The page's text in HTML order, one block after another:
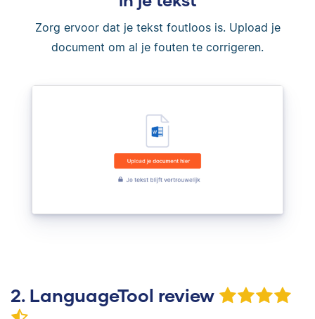
Zorg ervoor dat je tekst foutloos is. Upload je
document om al je fouten te corrigeren.
2. LanguageTool review